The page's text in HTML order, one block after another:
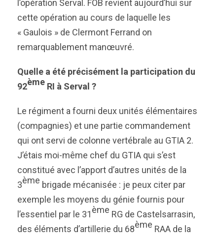
l’opération Serval. FOB revient aujourd’hui sur
cette opération au cours de laquelle les
« Gaulois » de Clermont Ferrand on
remarquablement manœuvré.
Quelle a été précisément la participation du
92ème RI à Serval ?
Le régiment a fourni deux unités élémentaires
(compagnies) et une partie commandement
qui ont servi de colonne vertébrale au GTIA 2.
J’étais moi-même chef du GTIA qui s’est
constitué avec l’apport d’autres unités de la
3ème brigade mécanisée : je peux citer par
exemple les moyens du génie fournis pour
l’essentiel par le 31ème RG de Castelsarrasin,
des éléments d’artillerie du 68ème RAA de la